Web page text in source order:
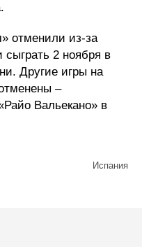
отменили из-за
2 ноября в
Другие игры на
–
Вальекано» в
Испания